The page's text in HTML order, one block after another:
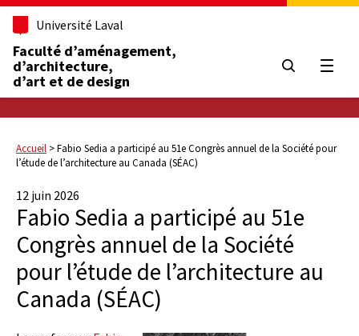
Université Laval
Faculté d’aménagement,
d’architecture,
d’art et de design
Accueil >Fabio Sedia a participé au 51e Congrès annuel de la Société pour
l’étude de l’architecture au Canada (SÉAC)
12 juin 2026
Fabio Sedia a participé au 51e
Congrès annuel de la Société
pour l’étude de l’architecture au
Canada (SÉAC)